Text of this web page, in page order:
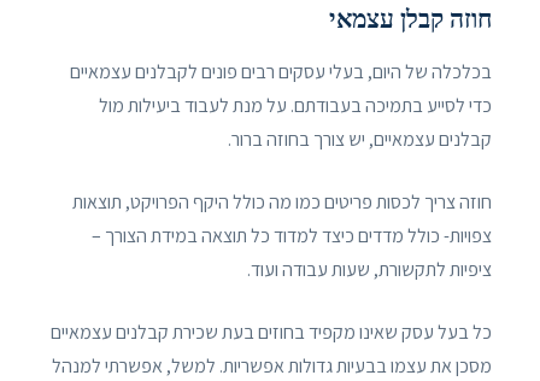
חוזה קבלן עצמאי
בכלכלה של היום, בעלי עסקים רבים פונים לקבלנים עצמאיים
כדי לסייע בתמיכה בעבודתם. על מנת לעבוד ביעילות מול
קבלנים עצמאיים, יש צורך בחוזה ברור.
חוזה צריך לכסות פריטים כמו מה כולל היקף הפרויקט, תוצאות
צפויות- כולל מדדים כיצד למדוד כל תוצאה במידת הצורך –
ציפיות לתקשורת, שעות עבודה ועוד.
כל בעל עסק שאינו מקפיד בחוזים בעת שכירת קבלנים עצמאיים
מסכן את עצמו בבעיות גדולות אפשריות. למשל, אפשרתי למנהל